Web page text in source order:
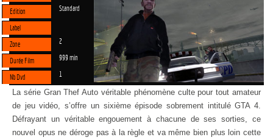
Edition Standard
Label
Zone
2
Durée Film 999 min
Nb Dvd 1
La série Gran Thef Auto véritable phénomène culte pour tout amateur
de jeu vidéo, s’offre un sixième épisode sobrement intitulé GTA 4.
Défrayant un véritable engouement à chacune de ses sorties, ce
nouvel opus ne déroge pas à la règle et va même bien plus loin cette